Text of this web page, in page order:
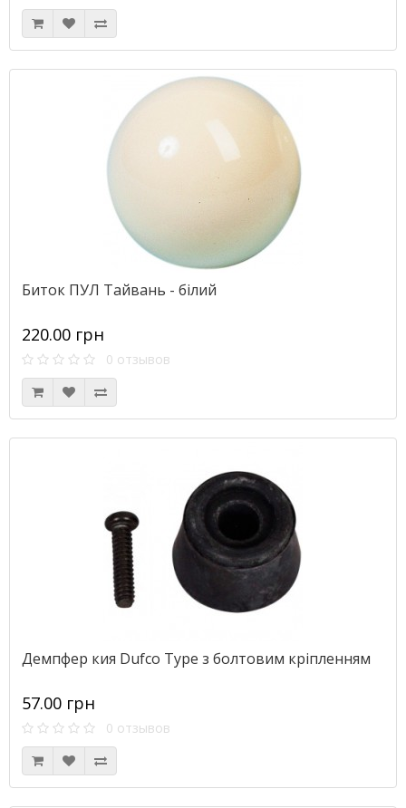
Биток ПУЛ Тайвань - білий
220.00 грн
0 отзывов
Демпфер кия Dufco Type з болтовим кріпленням
57.00 грн
0 отзывов